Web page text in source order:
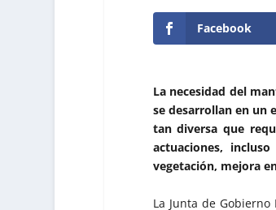
Facebook
La necesidad del
se desarrollan en un
tan diversa que
actuaciones,
vegetación, mejora
La Junta de